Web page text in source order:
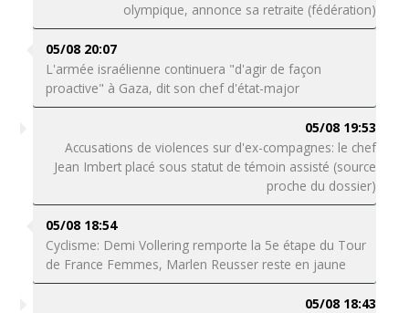
olympique, annonce sa retraite (fédération)
05/08 20:07
L'armée israélienne continuera "d'agir de façon
proactive" à Gaza, dit son chef d'état-major
05/08 19:53
Accusations de violences sur d'ex-compagnes: le chef
Jean Imbert placé sous statut de témoin assisté (source
proche du dossier)
05/08 18:54
Cyclisme: Demi Vollering remporte la 5e étape du Tour
de France Femmes, Marlen Reusser reste en jaune
05/08 18:43